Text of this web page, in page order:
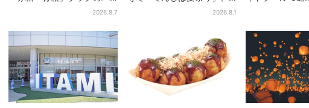
ー、大阪で無料配布！ 先着
2026.8.7
縁日や盆踊り…涼しいスプラ
2026.8.1